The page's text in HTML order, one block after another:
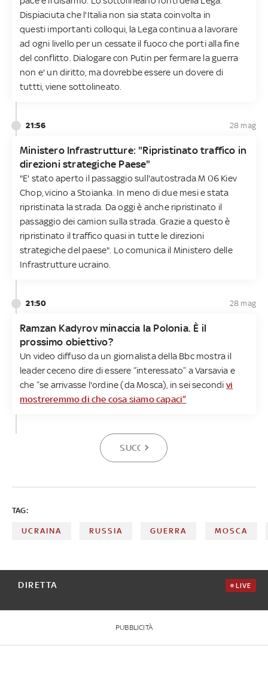
Dispiaciuta che l'Italia non sia stata coinvolta in
questi importanti colloqui, la Lega continua a lavorare
ad ogni livello per un cessate il fuoco che porti alla fine
del conflitto. Dialogare con Putin per fermare la guerra
non e' un diritto, ma dovrebbe essere un dovere di
tuttti, viene sottolineato.
21:56 28 mag
Ministero Infrastrutture: "Ripristinato traffico in
direzioni strategiche Paese"
"E' stato aperto il passaggio sull'autostrada M 06 Kiev
Chop, vicino a Stoianka. In meno di due mesi e stata
ripristinata la strada. Da oggi è anche ripristinato il
passaggio dei camion sulla strada. Grazie a questo è
ripristinato il traffico quasi in tutte le direzioni
strategiche del paese". Lo comunica il Ministero delle
Infrastrutture ucraino.
21:50 28 mag
Ramzan Kadyrov minaccia la Polonia. È il
prossimo obiettivo?
Un video diffuso da un giornalista della Bbc mostra il
leader ceceno dire di essere “interessato” a Varsavia e
che “se arrivasse l'ordine (da Mosca), in sei secondi vi
mostreremmo di che cosa siamo capaci”
SUCCESSIVA
TAG:
UCRAINA RUSSIA GUERRA MOSCA
DIRETTA LIVE
PUBBLICITÀ